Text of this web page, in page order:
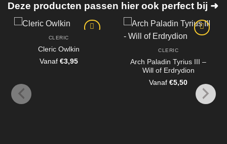
Deze producten passen hier ook perfect bij ➜
CLERIC
Cleric Owlkin
Vanaf €3,95
CLERIC
Arch Paladin Tyrius III –
Will of Erdrydion
Vanaf€5,50